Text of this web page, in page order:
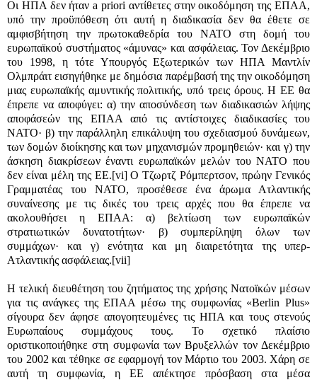
Οι ΗΠΑ δεν ήτανa priori αντίθετες στην οικοδόμηση της ΕΠΑΑ,
υπό την προϋπόθεση ότι αυτή η διαδικασία δεν θα έθετε σε
αμφισβήτηση την πρωτοκαθεδρία του ΝΑΤΟ στη δομή του
ευρωπαϊκού συστήματος «άμυνας» και ασφάλειας. Τον Δεκέμβριο
του 1998, η τότε Υπουργός Εξωτερικών των ΗΠΑ Μαντλίν
Ολμπράιτ εισηγήθηκε με δημόσια παρέμβασή της την οικοδόμηση
μιας ευρωπαϊκής αμυντικής πολιτικής, υπό τρεις όρους. Η ΕΕ θα
έπρεπε να αποφύγει: α) την αποσύνδεση των διαδικασιών λήψης
αποφάσεών της ΕΠΑΑ από τις αντίστοιχες διαδικασίες του
ΝΑΤΟ· β) την παράλληλη επικάλυψη του σχεδιασμού δυνάμεων,
των δομών διοίκησης και των μηχανισμών προμηθειών· και γ) την
άσκηση διακρίσεων έναντι ευρωπαϊκών μελών του ΝΑΤΟ που
δεν είναι μέλη της ΕΕ.[vi]Ο Τζωρτζ Ρόμπερτσον, πρώην Γενικός
Γραμματέας του ΝΑΤΟ, προσέθεσε ένα άρωμα Ατλαντικής
συναίνεσης με τις δικές του τρεις αρχές που θα έπρεπε να
ακολουθήσει η ΕΠΑΑ: α) βελτίωση των ευρωπαϊκών
στρατιωτικών δυνατοτήτων· β) συμπερίληψη όλων των
συμμάχων· και γ) ενότητα και μη διαιρετότητα της υπερ-
Ατλαντικής ασφάλειας.[vii]
Η τελική διευθέτηση του ζητήματος της χρήσης Νατοϊκών μέσων
για τις ανάγκες της ΕΠΑΑ μέσω της συμφωνίας «Berlin Plus»
σίγουρα δεν άφησε απογοητευμένες τις ΗΠΑ και τους στενούς
Ευρωπαίους συμμάχους τους. Το σχετικό πλαίσιο
οριστικοποιήθηκε στη συμφωνία των Βρυξελλών τον Δεκέμβριο
του 2002 και τέθηκε σε εφαρμογή τον Μάρτιο του 2003. Χάρη σε
αυτή τη συμφωνία, η ΕΕ απέκτησε πρόσβαση στα μέσα